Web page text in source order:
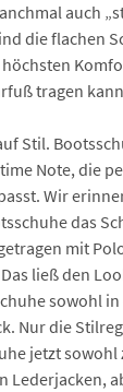
auch
die flachen
tragen
Stil.
Note, die
Wir
das
mit
ließ den
sowohl in
Nur die
jetzt sowohl
Lederjacken,